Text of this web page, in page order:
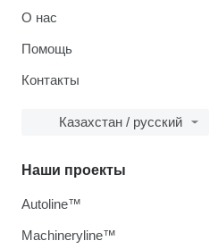
О нас
Помощь
Контакты
Казахстан / русский
Наши проекты
Autoline™
Machineryline™